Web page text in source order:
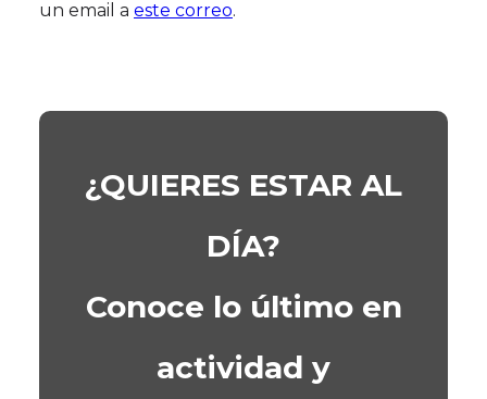
un email a este correo.
¿QUIERES ESTAR AL
DÍA?
Conoce lo último en
actividad y